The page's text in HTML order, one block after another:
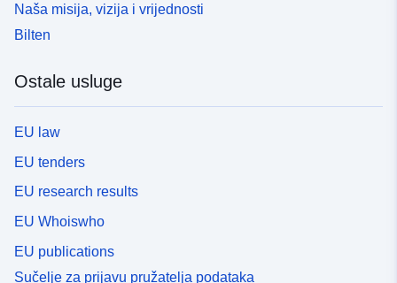
Naša misija, vizija i vrijednosti
Bilten
Ostale usluge
EU law
EU tenders
EU research results
EU Whoiswho
EU publications
Sučelje za prijavu pružatelja podataka